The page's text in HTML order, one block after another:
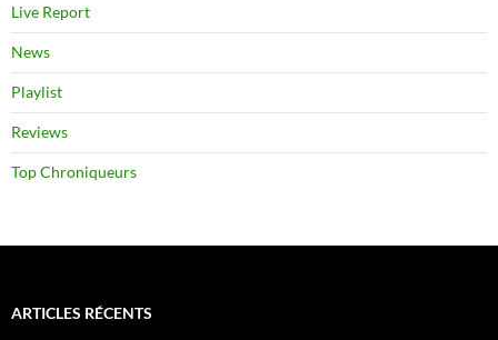
Live Report
News
Playlist
Reviews
Top Chroniqueurs
ARTICLES RÉCENTS